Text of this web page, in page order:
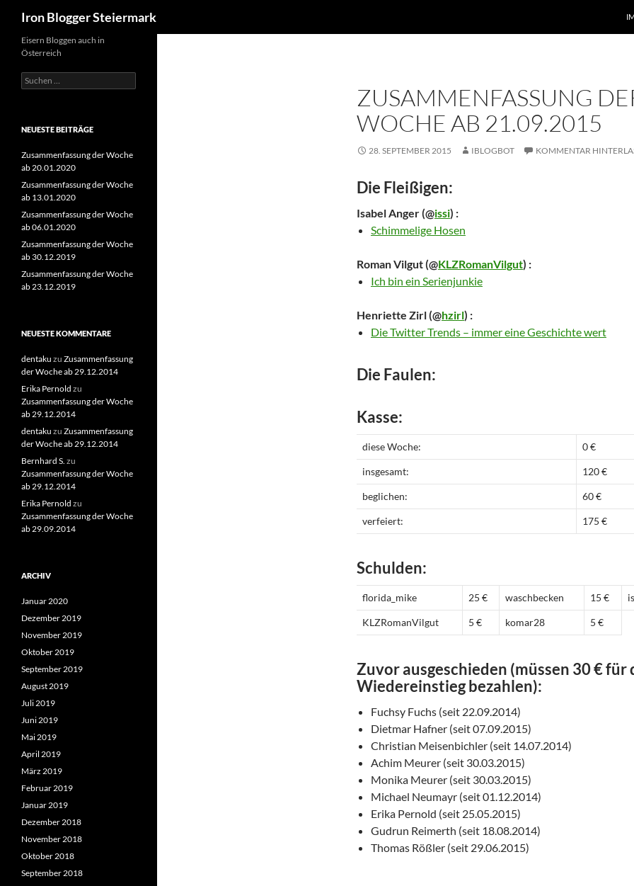
Inhalt
springen
Iron Blogger Steiermark
ZUSAMMENFASSUNG
WOCHE AB 21.09.2015
28. SEPTEMBER 2015 IBLOGBOT KOMMENTAR
Die Fleißigen:
Isabel Anger(@issi) :
Schimmelige Hosen
Roman Vilgut(@KLZRomanVilgut) :
Ich bin ein Serienjunkie
Henriette Zirl(@hzirl) :
Die Twitter Trends – immer eine Geschichte wert
Die Faulen:
Kasse:
diese Woche: 0 €
insgesamt: 120 €
beglichen: 60 €
verfeiert: 175 €
Schulden:
florida_mike 25 € waschbecken 15 €
KLZRomanVilgut 5 € komar28 5 €
Zuvor ausgeschieden (müssen 30 € für
Wiedereinstieg bezahlen):
Fuchsy Fuchs (seit 22.09.2014)
Dietmar Hafner (seit 07.09.2015)
Christian Meisenbichler (seit 14.07.2014)
Achim Meurer (seit 30.03.2015)
Monika Meurer (seit 30.03.2015)
Michael Neumayr (seit 01.12.2014)
Erika Pernold (seit 25.05.2015)
Gudrun Reimerth (seit 18.08.2014)
Thomas Rößler (seit 29.06.2015)
Eisern Bloggen auch in
Österreich
Suchen
nach:
NEUESTE BEITRÄGE
Zusammenfassung der Woche
ab 20.01.2020
Zusammenfassung der Woche
ab 13.01.2020
Zusammenfassung der Woche
ab 06.01.2020
Zusammenfassung der Woche
ab 30.12.2019
Zusammenfassung der Woche
ab 23.12.2019
NEUESTE KOMMENTARE
dentaku zu Zusammenfassung
der Woche ab 29.12.2014
Erika Pernold zu
Zusammenfassung der Woche
ab 29.12.2014
dentaku zu Zusammenfassung
der Woche ab 29.12.2014
Bernhard S. zu
Zusammenfassung der Woche
ab 29.12.2014
Erika Pernold zu
Zusammenfassung der Woche
ab 29.09.2014
ARCHIV
Januar 2020
Dezember 2019
November 2019
Oktober 2019
September 2019
August 2019
Juli 2019
Juni 2019
Mai 2019
April 2019
März 2019
Februar 2019
Januar 2019
Dezember 2018
November 2018
Oktober 2018
September 2018